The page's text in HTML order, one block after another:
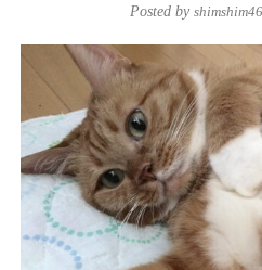
Posted by shimshim46